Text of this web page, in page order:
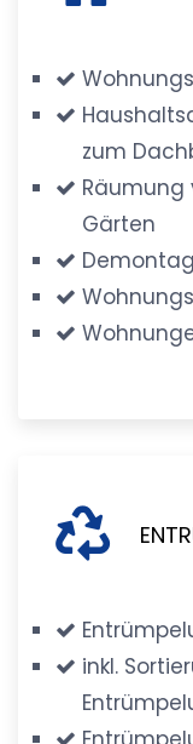
zum
Räumung
Gärten
inkl.